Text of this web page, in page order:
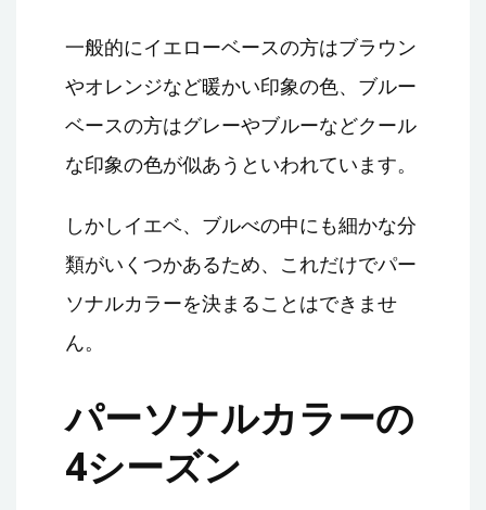
一般的にイエローベースの方はブラウン
やオレンジなど暖かい印象の色、ブルー
ベースの方はグレーやブルーなどクール
な印象の色が似あうといわれています。
しかしイエベ、ブルべの中にも細かな分
類がいくつかあるため、これだけでパー
ソナルカラーを決まることはできませ
ん。
パーソナルカラーの
4シーズン